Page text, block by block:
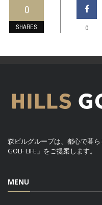
0
SHARES 0
森ビルグループは、都心で暮
GOLF LIFE」をご提案します。
MENU